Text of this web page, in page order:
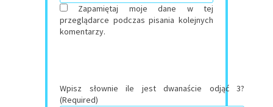
Zapamiętaj moje dane w tej
przeglądarce podczas pisania kolejnych
komentarzy.
Wpisz słownie ile jest dwanaście odjąć 3?
(Required)